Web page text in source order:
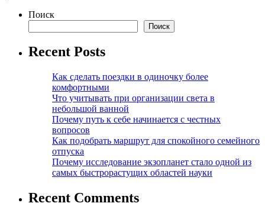
Поиск
Поиск
Recent Posts
Как сделать поездки в одиночку более
комфортными
Что учитывать при организации света в
небольшой ванной
Почему путь к себе начинается с честных
вопросов
Как подобрать маршрут для спокойного семейного
отпуска
Почему исследование экзопланет стало одной из
самых быстрорастущих областей науки
Recent Comments